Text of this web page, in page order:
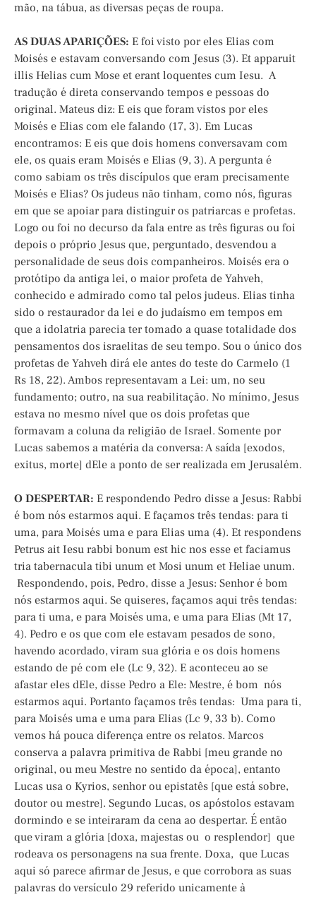
mão, na tábua, as diversas peças de roupa.
AS DUAS APARIÇÕES: E foi visto por eles Elias com
Moisés e estavam conversando com Jesus (3). Et apparuit
illis Helias cum Mose et erant loquentes cum Iesu. A
tradução é direta conservando tempos e pessoas do
original. Mateus diz: E eis que foram vistos por eles
Moisés e Elias com ele falando (17, 3). Em Lucas
encontramos: E eis que dois homens conversavam com
ele, os quais eram Moisés e Elias (9, 3). A pergunta é
como sabiam os três discípulos que eram precisamente
Moisés e Elias? Os judeus não tinham, como nós, figuras
em que se apoiar para distinguir os patriarcas e profetas.
Logo ou foi no decurso da fala entre as três figuras ou foi
depois o próprio Jesus que, perguntado, desvendou a
personalidade de seus dois companheiros. Moisés era o
protótipo da antiga lei, o maior profeta de Yahveh,
conhecido e admirado como tal pelos judeus. Elias tinha
sido o restaurador da lei e do judaísmo em tempos em
que a idolatria parecia ter tomado a quase totalidade dos
pensamentos dos israelitas de seu tempo. Sou o único dos
profetas de Yahveh dirá ele antes do teste do Carmelo (1
Rs 18, 22). Ambos representavam a Lei: um, no seu
fundamento; outro, na sua reabilitação. No mínimo, Jesus
estava no mesmo nível que os dois profetas que
formavam a coluna da religião de Israel. Somente por
Lucas sabemos a matéria da conversa: A saída [exodos,
exitus, morte] dEle a ponto de ser realizada em Jerusalém.
O DESPERTAR: E respondendo Pedro disse a Jesus: Rabbi
é bom nós estarmos aqui. E façamos três tendas: para ti
uma, para Moisés uma e para Elias uma (4). Et respondens
Petrus ait Iesu rabbi bonum est hic nos esse et faciamus
tria tabernacula tibi unum et Mosi unum et Heliae unum.
Respondendo, pois, Pedro, disse a Jesus: Senhor é bom
nós estarmos aqui. Se quiseres, façamos aqui três tendas:
para ti uma, e para Moisés uma, e uma para Elias (Mt 17,
4). Pedro e os que com ele estavam pesados de sono,
havendo acordado, viram sua glória e os dois homens
estando de pé com ele (Lc 9, 32). E aconteceu ao se
afastar eles dEle, disse Pedro a Ele: Mestre, é bom nós
estarmos aqui. Portanto façamos três tendas: Uma para ti,
para Moisés uma e uma para Elias (Lc 9, 33 b). Como
vemos há pouca diferença entre os relatos. Marcos
conserva a palavra primitiva de Rabbi [meu grande no
original, ou meu Mestre no sentido da época], entanto
Lucas usa o Kyrios, senhor ou epistatês [que está sobre,
doutor ou mestre]. Segundo Lucas, os apóstolos estavam
dormindo e se inteiraram da cena ao despertar. É então
que viram a glória [doxa, majestas ou o resplendor] que
rodeava os personagens na sua frente. Doxa, que Lucas
aqui só parece afirmar de Jesus, e que corrobora as suas
palavras do versículo 29 referido unicamente à